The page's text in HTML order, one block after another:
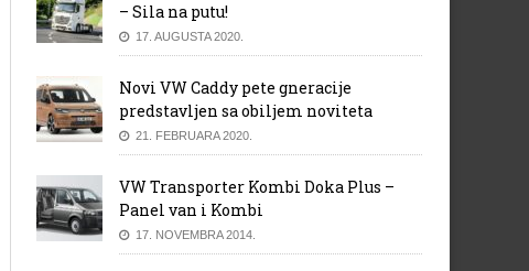
– Sila na putu!
17. AUGUSTA 2020.
Novi VW Caddy pete gneracije
predstavljen sa obiljem noviteta
21. FEBRUARA 2020.
VW Transporter Kombi Doka Plus –
Panel van i Kombi
17. NOVEMBRA 2014.